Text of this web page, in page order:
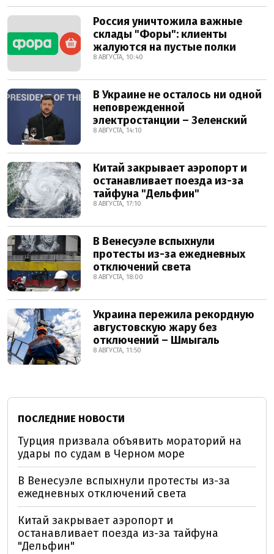
Россия уничтожила важные
склады "Форы": клиенты
жалуются на пустые полки
8 АВГУСТА, 10:40
В Украине не осталось ни одной
неповрежденной
электростанции – Зеленский
8 АВГУСТА, 14:10
Китай закрывает аэропорт и
останавливает поезда из-за
тайфуна "Дельфин"
8 АВГУСТА, 17:10
В Венесуэле вспыхнули
протесты из-за ежедневных
отключений света
8 АВГУСТА, 18:00
Украина пережила рекордную
августовскую жару без
отключений – Шмыгаль
8 АВГУСТА, 11:50
ПОСЛЕДНИЕ НОВОСТИ
Турция призвала объявить мораторий на
удары по судам в Черном море
В Венесуэле вспыхнули протесты из-за
ежедневных отключений света
Китай закрывает аэропорт и
останавливает поезда из-за тайфуна
"Дельфин"